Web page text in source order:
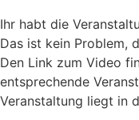
Ihr habt die
Das ist kein Problem,
Den Link zum Video
entsprechende
Veranstaltung liegt in